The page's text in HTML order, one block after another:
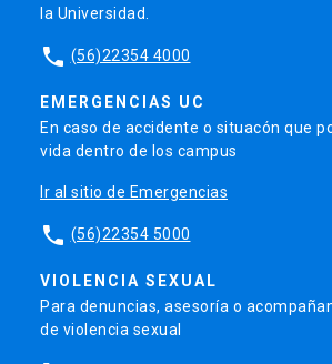
la Universidad.
phone (56)22354 4000
EMERGENCIAS UC
En caso de accidente o situacón que
vida dentro de los campus
Ir al sitio de Emergencias
phone (56)22354 5000
VIOLENCIA SEXUAL
Para denuncias, asesoría o
de violencia sexual